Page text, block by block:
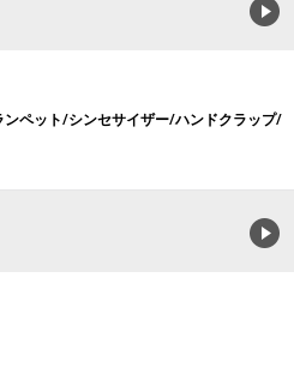
ペット/シンセサイザー/ハンドクラップ/